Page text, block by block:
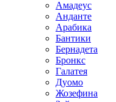
Амадеус
Анданте
Арабика
Бантики
Бернадета
Бронкс
Галатея
Дуомо
Жозефина